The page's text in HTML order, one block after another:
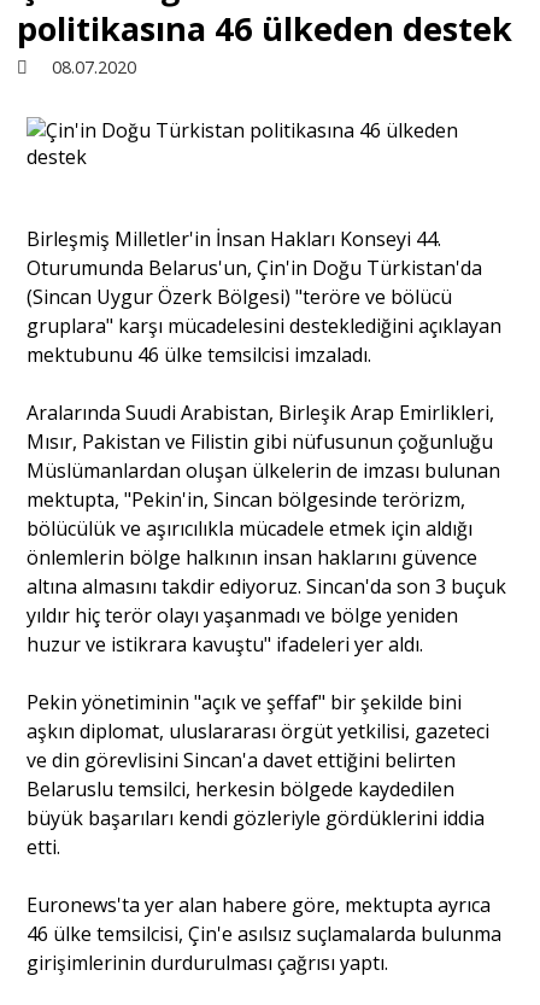
Derkenar
Ekonomi
Dünya
Yorum - Analiz
Söyleşi
Yazı Dizisi
Portre
Yazarlar
Dosya Haber
Ankara Analiz
politikasına 46 ülkeden destek
08.07.2020
Birleşmiş Milletler'in İnsan Hakları Konseyi 44.
Oturumunda Belarus'un, Çin'in Doğu Türkistan'da
(Sincan Uygur Özerk Bölgesi) "teröre ve bölücü
gruplara" karşı mücadelesini desteklediğini açıklayan
mektubunu 46 ülke temsilcisi imzaladı.
Aralarında Suudi Arabistan, Birleşik Arap Emirlikleri,
Mısır, Pakistan ve Filistin gibi nüfusunun çoğunluğu
Müslümanlardan oluşan ülkelerin de imzası bulunan
mektupta, "Pekin'in, Sincan bölgesinde terörizm,
bölücülük ve aşırıcılıkla mücadele etmek için aldığı
önlemlerin bölge halkının insan haklarını güvence
altına almasını takdir ediyoruz. Sincan'da son 3 buçuk
yıldır hiç terör olayı yaşanmadı ve bölge yeniden
huzur ve istikrara kavuştu" ifadeleri yer aldı.
Pekin yönetiminin "açık ve şeffaf" bir şekilde bini
aşkın diplomat, uluslararası örgüt yetkilisi, gazeteci
ve din görevlisini Sincan'a davet ettiğini belirten
Belaruslu temsilci, herkesin bölgede kaydedilen
büyük başarıları kendi gözleriyle gördüklerini iddia
etti.
Euronews'ta yer alan habere göre, mektupta ayrıca
46 ülke temsilcisi, Çin'e asılsız suçlamalarda bulunma
girişimlerinin durdurulması çağrısı yaptı.